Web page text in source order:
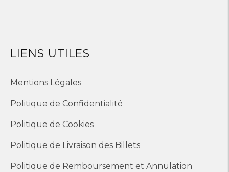
LIENS UTILES
Mentions Légales
Politique de Confidentialité
Politique de Cookies
Politique de Livraison des Billets
Politique de Remboursement et Annulation